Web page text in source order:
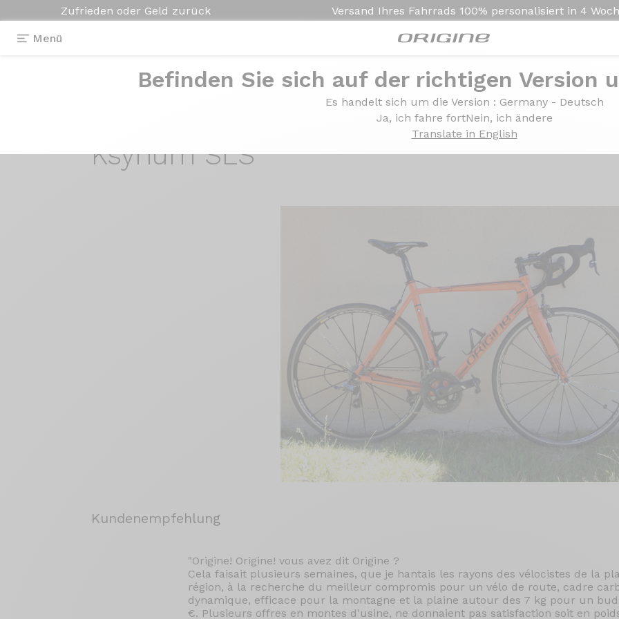
Zufrieden oder Geld zurück Versand Ihres Fahrrads 100% personalisiert in 4
Menü
Befinden Sie sich auf der richtigen Version
Es handelt sich um die Version : Germany - Deutsch
Ja, ich fahre fortNein, ich ändere
Translate in English
Erfahrungsberichte> Velo de course Axxome 250 Sram Force 22 Mavic Ksyrium SLS
course Axxome 250 Sram Force
Ksyrium SLS
Kundenempfehlung
"Origine! Origine! vous avez dit Origine ?
Cela faisait plusieurs semaines, que je hantais les rayons des vélocistes de la
région, à la recherche du meilleur compromis pour un vélo de route, cadre
dynamique, efficace pour la montagne et la plaine autour des 7 kg pour un
€. Plusieurs offres en montes d'usine, ne donnaient pas satisfaction soit en